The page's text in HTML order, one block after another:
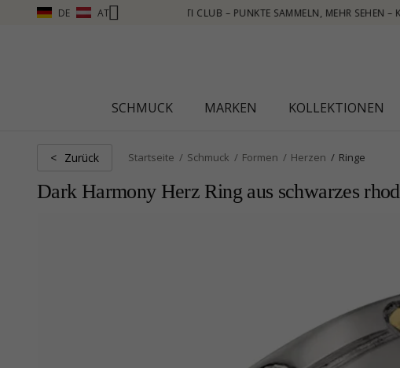
DE AT
SEHEN – KLICKEN SIE HIER
SCHMUCK MARKEN KOLLEKTIONEN
< Zurück Startseite Schmuck Formen Herzen Ringe
Dark Harmony Herz Ring aus schwarzes